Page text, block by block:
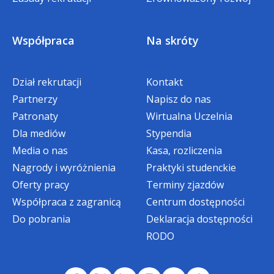
PIERWSZEGO STOPNIA ORAZ
czesnego
dlaAbsolwentów Akademii WSB ,
rozpoczynających studia niestacjonarne
jednolite magisterskie
(bonifikata rozliczana w ramach IV i V raty
czesnego w semestrze I)
Promocja ograniczona czasowo:
- dla osób, które
dokumentów do dnia31 sierpnia 2026
Kierownik Jednostek Dydaktycznych
Akademii WSB w Tychach oraz Gliwicach
tel. 885 533 050
e-mail: ggulecka@wsb.edu.pl
Współpraca
Dział rekrutacji
Partnerzy
Patronaty
Dla mediów
Media o nas
Nagrody i wyróżnienia
Oferty pracy
Współpraca z zagranicą
Do pobrania
Na skróty
Kontakt
Napisz do nas
Wirtualna Uczelnia
Stypendia
Kasa, rozliczenia
Praktyki studenckie
Terminy zjazdów
Centrum dostępności
Deklaracja dostępności
RODO